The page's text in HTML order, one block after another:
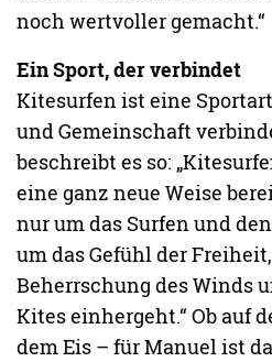
noch wertvoller gemacht.“
Ein Sport, der verbindet
Kitesurfen ist eine
und Gemeinschaft
beschreibt es so:
eine ganz neue Weise
nur um das Surfen und
um das Gefühl der
Beherrschung des Winds
Kites einhergeht.“ Ob auf
dem Eis – für Manuel ist